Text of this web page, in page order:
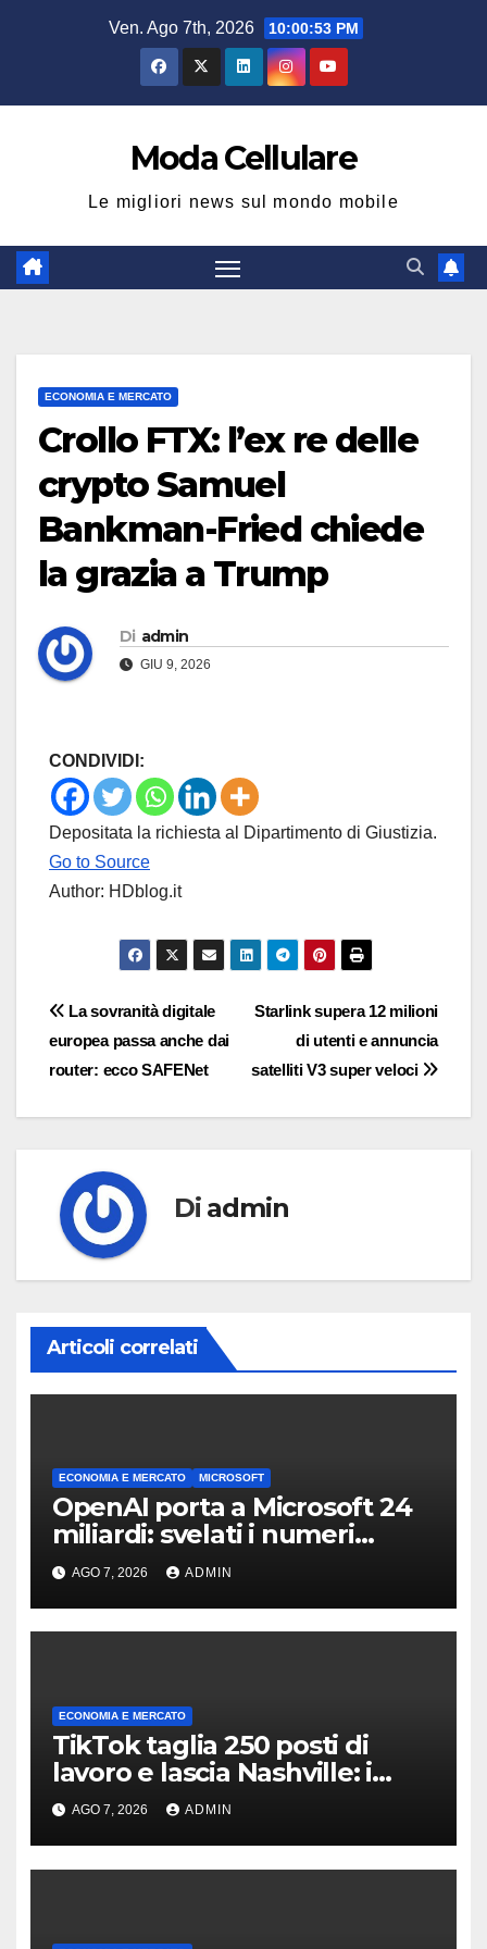
Ven. Ago 7th, 2026 10:00:54 PM
Moda Cellulare
Le migliori news sul mondo mobile
ECONOMIA E MERCATO
Crollo FTX: l’ex re delle
crypto Samuel
Bankman-Fried chiede
la grazia a Trump
Di admin
GIU 9, 2026
CONDIVIDI:
Depositata la richiesta al Dipartimento di Giustizia.
Go to Source
Author: HDblog.it
Navigazione
articoli
Starlink supera 12 milioni
di utenti e annuncia
satelliti V3 super veloci
La sovranità digitale
europea passa anche dai
router: ecco SAFENet
Di admin
Articoli correlati
ECONOMIA E MERCATO MICROSOFT
OpenAI porta a Microsoft 24
miliardi: svelati i numeri
dellaccordo
AGO 7, 2026 ADMIN
ECONOMIA E MERCATO
TikTok taglia 250 posti di
lavoro e lascia Nashville: i
motivi della scelta
AGO 7, 2026 ADMIN